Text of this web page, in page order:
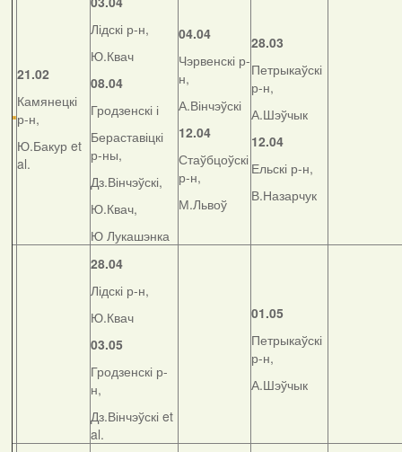
21.02
Камянецкі
р-н,
Ю.Бакур et
al.
Лідскі р-н,
Ю.Квач
08.04
Гродзенскі і
Бераставіцкі
р-ны,
Дз.Вінчэўскі,
Ю.Квач,
Ю Лукашэнка
04.04
Чэрвенскі р-
н,
А.Вінчэўскі
12.04
Стаўбцоўскі
р-н,
М.Львоў
28.03
Петрыкаўскі
р-н,
А.Шэўчык
12.04
Ельскі р-н,
В.Назарчук
28.04
Лідскі р-н,
Ю.Квач
03.05
Гродзенскі р-
н,
Дз.Вінчэўскі et
al.
01.05
Петрыкаўскі
р-н,
А.Шэўчык